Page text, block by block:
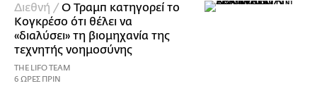
Διεθνή /Ο Τραμπ κατηγορεί το
Κογκρέσο ότι θέλει να
«διαλύσει» τη βιομηχανία της
τεχνητής νοημοσύνης
THE LIFO TEAM
6 ΩΡΕΣ ΠΡΙΝ